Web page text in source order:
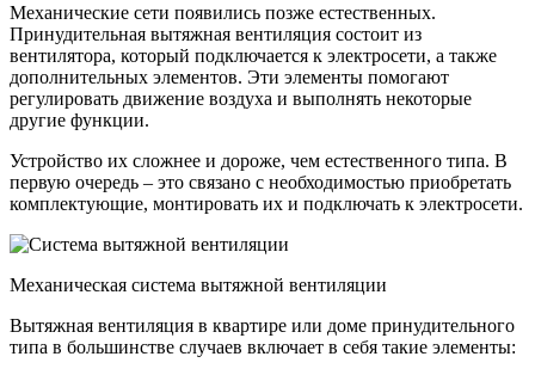
Механические сети появились позже естественных.
Принудительная вытяжная вентиляция состоит из
вентилятора, который подключается к электросети, а также
дополнительных элементов. Эти элементы помогают
регулировать движение воздуха и выполнять некоторые
другие функции.
Устройство их сложнее и дороже, чем естественного типа. В
первую очередь – это связано с необходимостью приобретать
комплектующие, монтировать их и подключать к электросети.
Механическая система вытяжной вентиляции
Вытяжная вентиляция в квартире или доме принудительного
типа в большинстве случаев включает в себя такие элементы: